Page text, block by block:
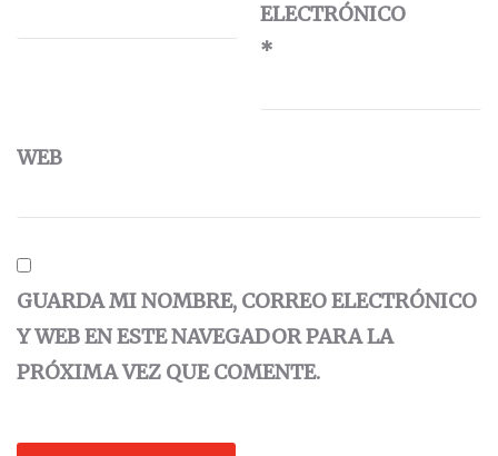
ELECTRÓNICO
*
WEB
GUARDA MI NOMBRE, CORREO ELECTRÓNICO
Y WEB EN ESTE NAVEGADOR PARA LA
PRÓXIMA VEZ QUE COMENTE.